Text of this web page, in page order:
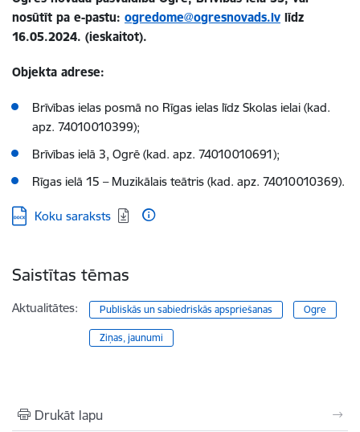
nosūtīt pa e-pastu: ogredome@ogresnovads.lv līdz
16.05.2024. (ieskaitot).
Objekta adrese:
Brīvības ielas posmā no Rīgas ielas līdz Skolas ielai (kad.
apz. 74010010399);
Brīvības ielā 3, Ogrē (kad. apz. 74010010691);
Rīgas ielā 15 – Muzikālais teātris (kad. apz. 74010010369).
Lejupielādēt:
Koku saraksts
Saistītas tēmas
Aktualitātes: Publiskās un sabiedriskās apspriešanas Ogre
Ziņas, jaunumi
Drukāt lapu